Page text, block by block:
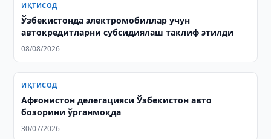
ИҚТИСОД
Ўзбекистонда электромобиллар учун
автокредитларни субсидиялаш таклиф этилди
08/08/2026
ИҚТИСОД
Афғонистон делегацияси Ўзбекистон авто
бозорини ўрганмоқда
30/07/2026